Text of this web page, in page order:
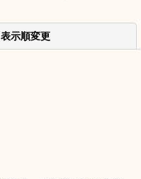
表示順変更